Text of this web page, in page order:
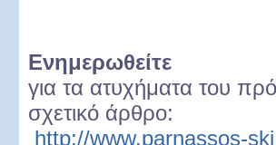
Ενημερωθείτε
για τα ατυχήματα του
σχετικό άρθρο:
http://www.parnassos-